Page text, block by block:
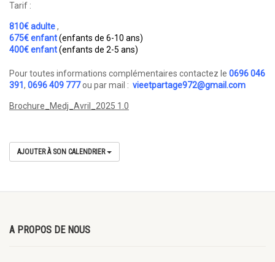
Tarif :
810€ adulte,
675€ enfant(enfants de 6-10 ans)
400€ enfant(enfants de 2-5 ans)
Pour toutes informations complémentaires contactez le 0696 046
391 , 0696 409 777ou par mail : vieetpartage972@gmail.com
Brochure_Medj_Avril_2025 1.0
AJOUTER À SON CALENDRIER
A PROPOS DE NOUS